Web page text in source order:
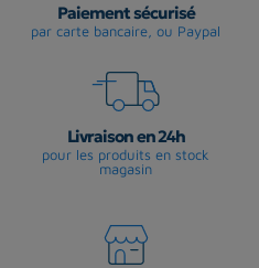
Paiement sécurisé
par carte bancaire, ou Paypal
Livraison en 24h
pour les produits en stock
magasin